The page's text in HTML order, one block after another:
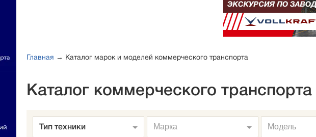
Главная → Каталог марок и моделей коммерческого транспорта
Каталог коммерческого транспорта
Тип техники Марка Модель